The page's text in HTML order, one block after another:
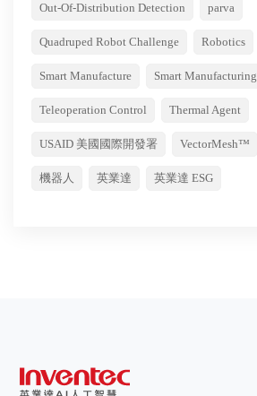
Out-Of-Distribution Detection parva
Quadruped Robot Challenge Robotics
Smart Manufacture Smart Manufacturing
Teleoperation Control Thermal Agent
USAID 美國國際開發署 VectorMesh™
機器人 英業達 英業達 ESG